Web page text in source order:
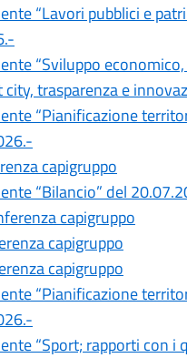
“Lavori pubblici e
“Sviluppo
trasparenza e
“Pianificazione
capigruppo
“Bilancio” del
capigruppo
capigruppo
capigruppo
“Pianificazione
“Sport; rapporti con i